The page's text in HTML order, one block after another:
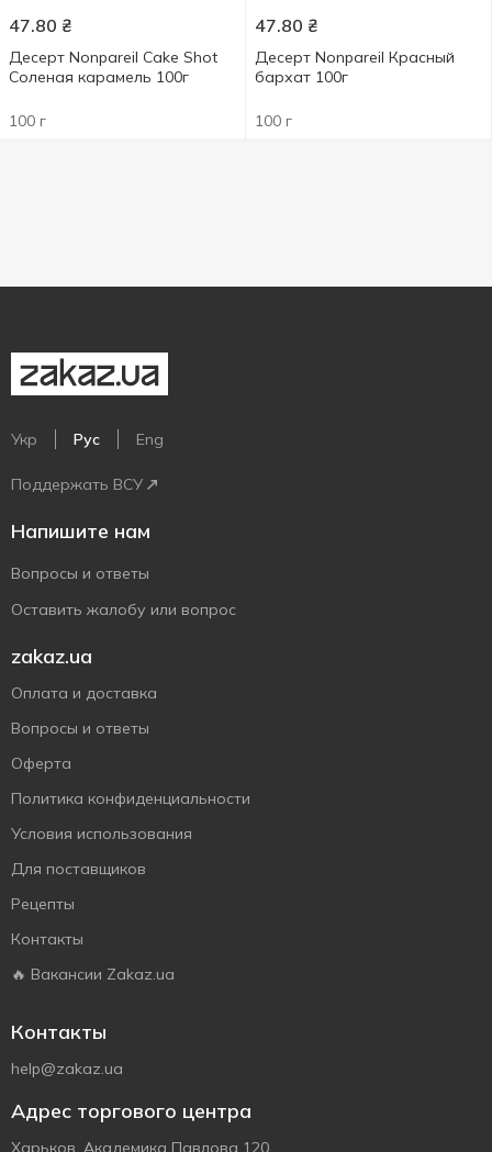
47.80 ₴
Десерт Nonpareil Cake Shot
Соленая карамель 100г
100 г
47.80 ₴
Десерт Nonpareil Красный
бархат 100г
100 г
Укр Рус Eng
Поддержать ВСУ
Напишите нам
Вопросы и ответы
Оставить жалобу или вопрос
zakaz.ua
Оплата и доставка
Вопросы и ответы
Оферта
Политика конфиденциальности
Условия использования
Для поставщиков
Рецепты
Контакты
🔥 Вакансии Zakaz.ua
Контакты
help@zakaz.ua
Адрес торгового центра
Харьков, Академика Павлова 120